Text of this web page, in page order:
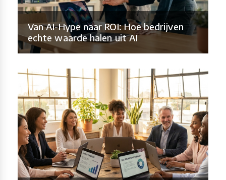
Van AI-Hype naar ROI: Hoe bedrijven
echte waarde halen uit AI